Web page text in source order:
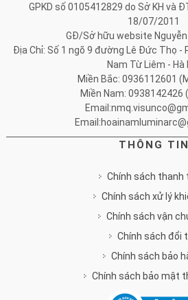
GPKD số 0105412829 do Sở KH và
18/07/2011
GĐ/Sở hữu website Nguyễn
Địa Chỉ: Số 1 ngõ 9 đường Lê Đức Thọ -
Nam Từ Liêm - Hà
Miền Bắc: 0936112601
Miền Nam: 0938142426
THÔNG TIN
Chính sách thanh
Chính sách xử lý
Chính sách vận
Chính sách đổi
Chính sách bảo
Chính sách bảo mật